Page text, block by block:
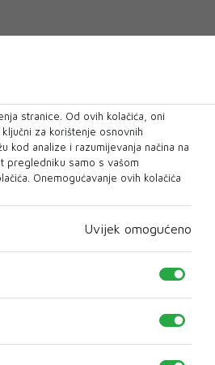
uskoro
od
stranice. Od ovih kolačića, oni
za korištenje osnovnih
kod analize i razumijevanja načina na
pregledniku samo s vašom
Onemogućavanje ovih kolačića
Uvijek omogućeno